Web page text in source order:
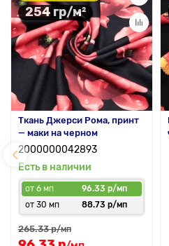
254 гр/м²
Ткань Джерси Рома, принт
— маки на черном
2000000042893
Есть в наличии
от 6 мп
96.33 р/мп
от 30 мп
88.73 р/мп
265.33 р/мп